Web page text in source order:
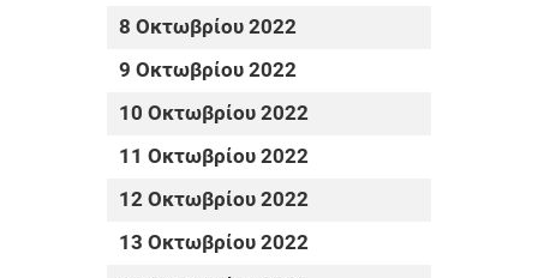
8 Οκτωβρίου 2022
9 Οκτωβρίου 2022
10 Οκτωβρίου 2022
11 Οκτωβρίου 2022
12 Οκτωβρίου 2022
13 Οκτωβρίου 2022